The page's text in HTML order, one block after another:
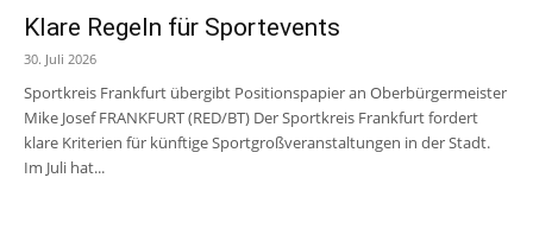
Klare Regeln für Sportevents
30. Juli 2026
Sportkreis Frankfurt übergibt Positionspapier an Oberbürgermeister
Mike Josef FRANKFURT (RED/BT) Der Sportkreis Frankfurt fordert
klare Kriterien für künftige Sportgroßveranstaltungen in der Stadt.
Im Juli hat...